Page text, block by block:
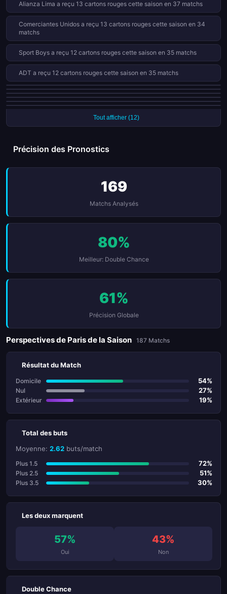
Alianza Lima a reçu 13 cartons rouges cette saison en 37 matchs
Comerciantes Unidos a reçu 13 cartons rouges cette saison en 34
matchs
Sport Boys a reçu 12 cartons rouges cette saison en 35 matchs
ADT a reçu 12 cartons rouges cette saison en 35 matchs
Alianza Lima a réussi tous ses 10 penalties cette saison
Sport Boys a réussi tous ses 9 penalties cette saison
Cuzco a réussi tous ses 9 penalties cette saison
Universitario a reçu 8 cartons rouges cette saison en 35 matchs
Sporting Cristal a reçu 8 cartons rouges cette saison en 40 matchs
Tout afficher (12)
Précision des Pronostics
169
Matchs Analysés
80%
Meilleur: Double Chance
61%
Précision Globale
Perspectives de Paris de la Saison 187 Matchs
Résultat du Match
Domicile 54%
Nul 27%
Extérieur 19%
Total des buts
Moyenne: 2.62 buts/match
Plus 1.5 72%
Plus 2.5 51%
Plus 3.5 30%
Les deux marquent
57%
Oui
43%
Non
Double Chance